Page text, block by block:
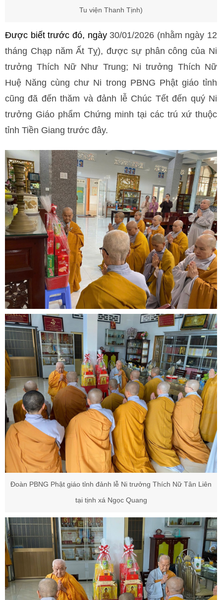
Tu viện Thanh Tịnh)
Được biết trước đó, ngày 30/01/2026 (nhằm ngày 12
tháng Chạp năm Ất Tỵ), được sự phân công của Ni
trưởng Thích Nữ Như Trung; Ni trưởng Thích Nữ
Huệ Năng cùng chư Ni trong PBNG Phật giáo tỉnh
cũng đã đến thăm và đảnh lễ Chúc Tết đến quý Ni
trưởng Giáo phẩm Chứng minh tại các trú xứ thuộc
tỉnh Tiền Giang trước đây.
Đoàn PBNG Phật giáo tỉnh đảnh lễ Ni trưởng Thích Nữ Tân Liên
tại tịnh xá Ngọc Quang